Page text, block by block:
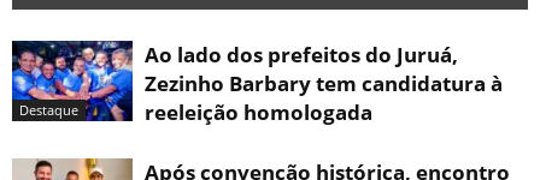
Destaque
Ao lado dos prefeitos do Juruá,
Zezinho Barbary tem candidatura à
reeleição homologada
Após convenção histórica, encontro